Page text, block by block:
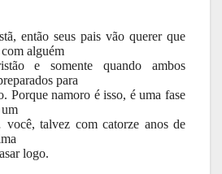
então seus pais vão querer que
alguém
e somente quando ambos
para
Porque namoro é isso, é uma fase
talvez com catorze anos de
logo.